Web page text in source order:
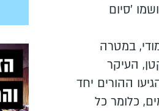
'סיום
במטרה
העיקר
ההורים יחד
כלומר כל